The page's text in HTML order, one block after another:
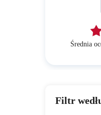
Średnia
Filtr